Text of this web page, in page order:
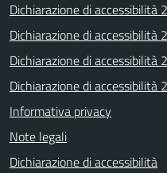
Dichiarazione di accessibilità
Dichiarazione di accessibilità
Dichiarazione di accessibilità
Dichiarazione di accessibilità
Informativa privacy
Note legali
Dichiarazione di accessibilità